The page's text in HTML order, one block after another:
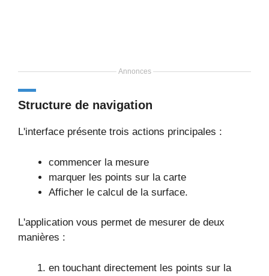
Annonces
Structure de navigation
L'interface présente trois actions principales :
commencer la mesure
marquer les points sur la carte
Afficher le calcul de la surface.
L'application vous permet de mesurer de deux
manières :
en touchant directement les points sur la